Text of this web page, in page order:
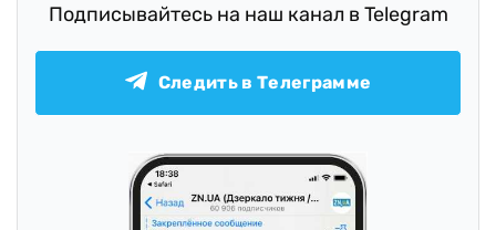
Подписывайтесь на наш канал в Telegram
Следить в Телеграмме